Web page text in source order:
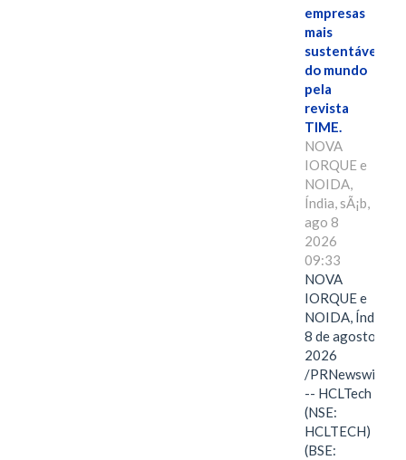
empresas
mais
sustentáveis
do mundo
pela
revista
TIME.
NOVA
IORQUE e
NOIDA,
Índia, sÃ¡b,
ago 8
2026
09:33
NOVA
IORQUE e
NOIDA, Índia,
8 de agosto de
2026
/PRNewswire/
-- HCLTech
(NSE:
HCLTECH)
(BSE: